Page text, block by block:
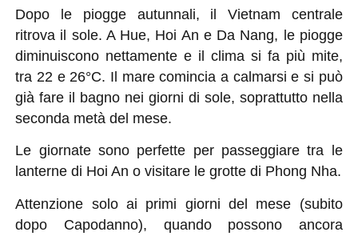
Dopo le piogge autunnali, il Vietnam centrale
ritrova il sole. A Hue, Hoi An e Da Nang, le piogge
diminuiscono nettamente e il clima si fa più mite,
tra 22 e 26°C. Il mare comincia a calmarsi e si può
già fare il bagno nei giorni di sole, soprattutto nella
seconda metà del mese.
Le giornate sono perfette per passeggiare tra le
lanterne di Hoi An o visitare le grotte di Phong Nha.
Attenzione solo ai primi giorni del mese (subito
dopo Capodanno), quando possono ancora